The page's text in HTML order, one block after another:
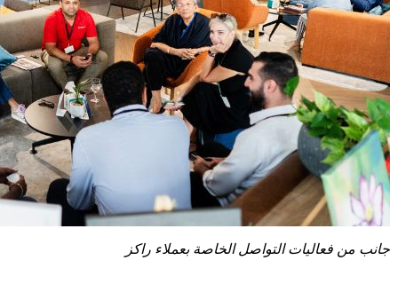
جانب من فعاليات التواصل الخاصة بعملاء راكز